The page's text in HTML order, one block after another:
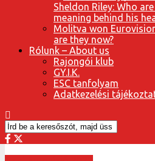
Sheldon Riley: Who
meaning behind his
Molitva won
are they now?
Rólunk – About us
Rajongói klub
GY.I.K.
ESC tanfolyam
Adatkezelési